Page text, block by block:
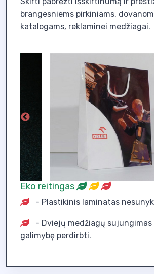
brangesniems pirkiniams,
katalogams, reklaminei medžiagai.
Eko reitingas
- Plastikinis laminatas
- Dviejų medžiagų sujungimas
galimybę perdirbti.